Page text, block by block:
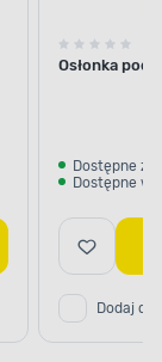
Osłonka pod
Dostępne z
Dostępne w
Dodaj do